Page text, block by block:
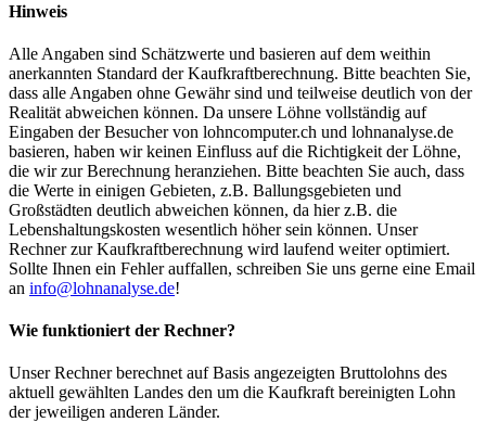
Hinweis
Alle Angaben sind Schätzwerte und basieren auf dem weithin
anerkannten Standard der Kaufkraftberechnung. Bitte beachten Sie,
dass alle Angaben ohne Gewähr sind und teilweise deutlich von der
Realität abweichen können. Da unsere Löhne vollständig auf
Eingaben der Besucher von lohncomputer.ch und lohnanalyse.de
basieren, haben wir keinen Einfluss auf die Richtigkeit der Löhne,
die wir zur Berechnung heranziehen. Bitte beachten Sie auch, dass
die Werte in einigen Gebieten, z.B. Ballungsgebieten und
Großstädten deutlich abweichen können, da hier z.B. die
Lebenshaltungskosten wesentlich höher sein können. Unser
Rechner zur Kaufkraftberechnung wird laufend weiter optimiert.
Sollte Ihnen ein Fehler auffallen, schreiben Sie uns gerne eine Email
an info@lohnanalyse.de!
Wie funktioniert der Rechner?
Unser Rechner berechnet auf Basis angezeigten Bruttolohns des
aktuell gewählten Landes den um die Kaufkraft bereinigten Lohn
der jeweiligen anderen Länder.